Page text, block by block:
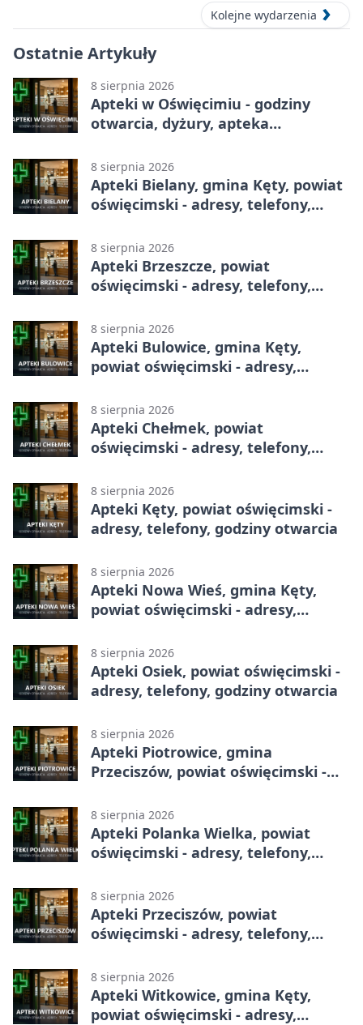
Kolejne wydarzenia
Ostatnie Artykuły
8 sierpnia 2026
Apteki w Oświęcimiu - godziny
otwarcia, dyżury, apteka
8 sierpnia 2026
Apteki Bielany, gmina Kęty, powiat
oświęcimski - adresy, telefony,
8 sierpnia 2026
Apteki Brzeszcze, powiat
oświęcimski - adresy, telefony,
8 sierpnia 2026
Apteki Bulowice, gmina Kęty,
powiat oświęcimski - adresy,
8 sierpnia 2026
Apteki Chełmek, powiat
oświęcimski - adresy, telefony,
8 sierpnia 2026
Apteki Kęty, powiat oświęcimski -
adresy, telefony, godziny otwarcia
8 sierpnia 2026
Apteki Nowa Wieś, gmina Kęty,
powiat oświęcimski - adresy,
8 sierpnia 2026
Apteki Osiek, powiat oświęcimski -
adresy, telefony, godziny otwarcia
8 sierpnia 2026
Apteki Piotrowice, gmina
Przeciszów, powiat oświęcimski -
8 sierpnia 2026
Apteki Polanka Wielka, powiat
oświęcimski - adresy, telefony,
8 sierpnia 2026
Apteki Przeciszów, powiat
oświęcimski - adresy, telefony,
8 sierpnia 2026
Apteki Witkowice, gmina Kęty,
powiat oświęcimski - adresy,